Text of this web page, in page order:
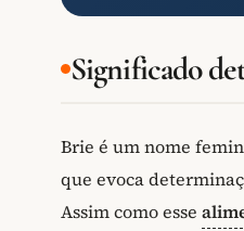
Significado
Brie é um nome
que evoca
Assim como esse